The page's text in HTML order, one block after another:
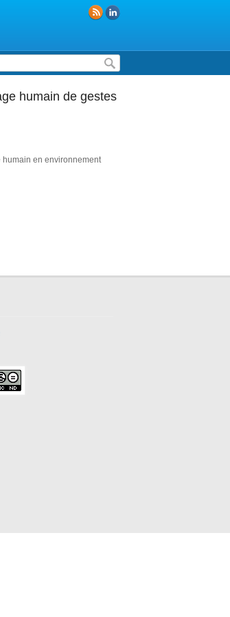
de recherche
humain de gestes
humain en environnement